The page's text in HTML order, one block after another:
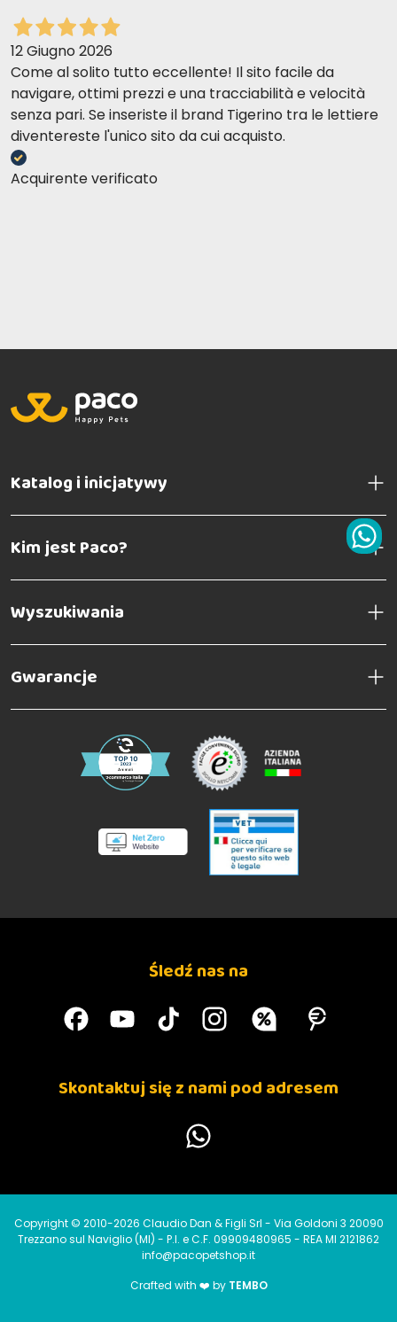
12 Giugno 2026
Come al solito tutto eccellente! Il sito facile da
navigare, ottimi prezzi e una tracciabilità e velocità
senza pari. Se inseriste il brand Tigerino tra le lettiere
diventereste l'unico sito da cui acquisto.
Acquirente verificato
Katalog i inicjatywy
Kim jest Paco?
Wyszukiwania
Gwarancje
Śledź nas na
Skontaktuj się z nami pod adresem
Copyright © 2010-2026 Claudio Dan & Figli Srl - Via Goldoni 3 20090
Trezzano sul Naviglio (MI) - P.I. e C.F. 09909480965 - REA MI 2121862
info@pacopetshop.it
Crafted with ❤️ by TEMBO